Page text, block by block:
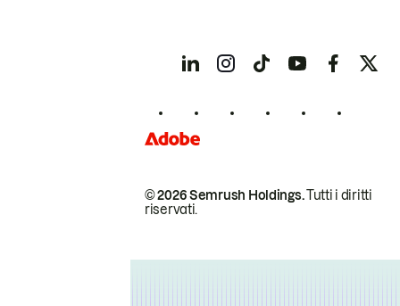
© 2026 Semrush Holdings.Tutti i diritti
riservati.